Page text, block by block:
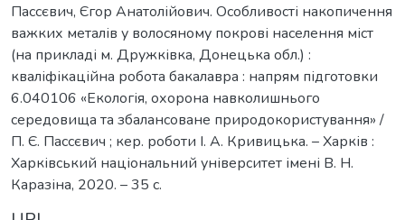
Пассєвич, Єгор Анатолійович. Особливості накопичення
важких металів у волосяному покрові населення міст
(на прикладі м. Дружківка, Донецька обл.) :
кваліфікаційна робота бакалавра : напрям підготовки
6.040106 «Екологія, охорона навколишнього
середовища та збалансоване природокористування» /
П. Є. Пассєвич ; кер. роботи І. А. Кривицька. – Харків :
Харківський національний університет імені В. Н.
Каразіна, 2020. – 35 с.